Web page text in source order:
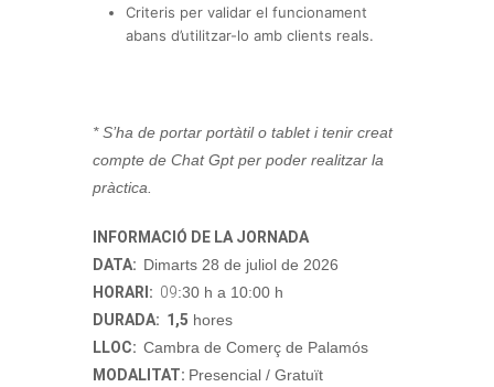
Criteris per validar el funcionament
abans d’utilitzar-lo amb clients reals.
* S’ha de portar portàtil o tablet i tenir creat
compte de Chat Gpt per poder realitzar la
pràctica.
INFORMACIÓ DE LA JORNADA
DATA: Dimarts 28 de juliol de 2026
HORARI: 09:30 h a 10:00 h
DURADA: 1,5 hores
LLOC: Cambra de Comerç de Palamós
MODALITAT: Presencial / Gratuït